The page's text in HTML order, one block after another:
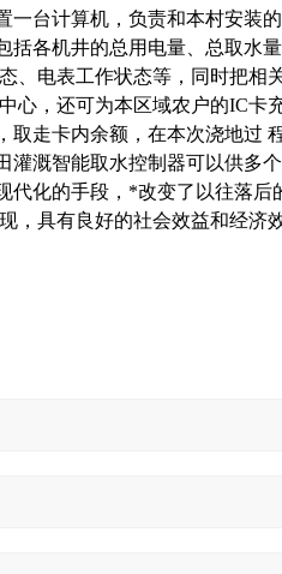
台计算机，负责和本村安装
各机井的总用电量、总取水
、电表工作状态等，同时把相
心，还可为本区域农户的IC卡
走卡内余额，在本次浇地过
溉智能取水控制器可以供多
代化的手段，*改变了以往落
，具有良好的社会效益和经济效